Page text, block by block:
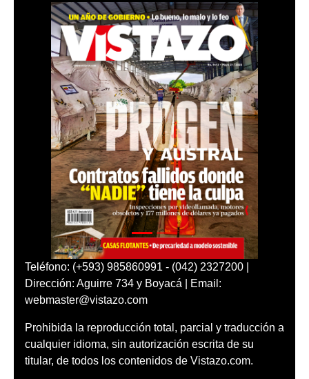
Teléfono: (+593) 985860991 - (042) 2327200 |
Dirección: Aguirre 734 y Boyacá | Email:
webmaster@vistazo.com
Prohibida la reproducción total, parcial y traducción a
cualquier idioma, sin autorización escrita de su
titular, de todos los contenidos de Vistazo.com.